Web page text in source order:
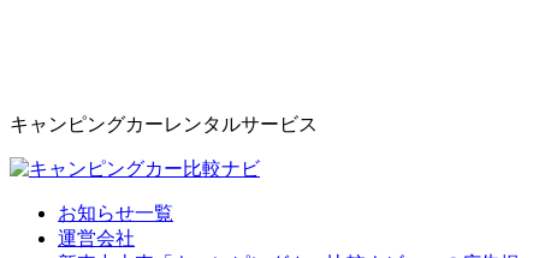
キャンピングカーレンタルサービス
お知らせ一覧
運営会社